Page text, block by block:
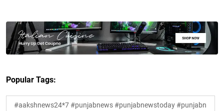
Popular Tags:
#aakshnews24*7 #punjabnews #punjabnewstoday #punjabn